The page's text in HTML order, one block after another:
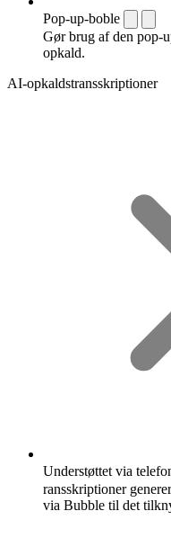
Pop-up-boble
Gør brug af den pop-
opkald.
AI-opkaldstransskriptioner
Understøttet via
ransskriptioner
via Bubble til det